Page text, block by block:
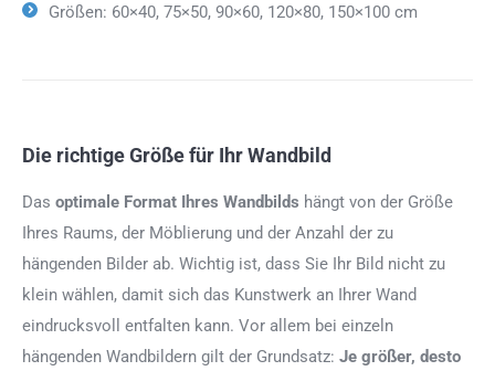
Größen: 60×40, 75×50, 90×60, 120×80, 150×100 cm
Die richtige Größe für Ihr Wandbild
Das optimale Format Ihres Wandbilds hängt von der Größe
Ihres Raums, der Möblierung und der Anzahl der zu
hängenden Bilder ab. Wichtig ist, dass Sie Ihr Bild nicht zu
klein wählen, damit sich das Kunstwerk an Ihrer Wand
eindrucksvoll entfalten kann. Vor allem bei einzeln
hängenden Wandbildern gilt der Grundsatz: Je größer, desto